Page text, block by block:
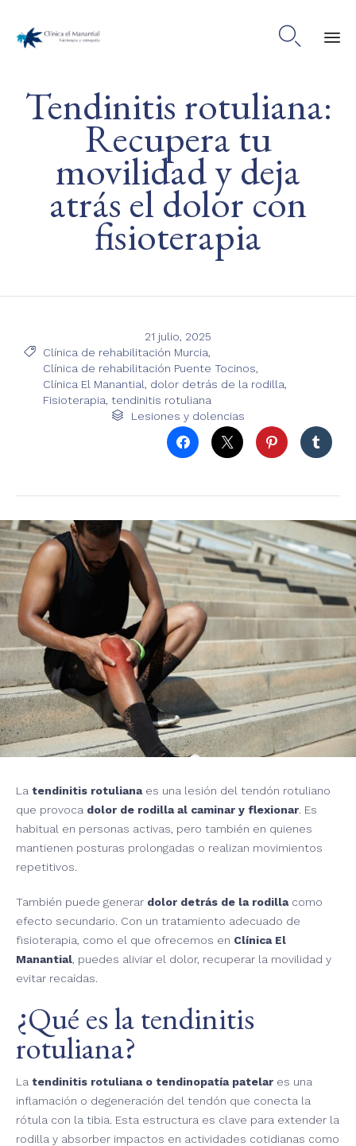

Tendinitis rotuliana:
Recupera tu
movilidad y deja
atrás el dolor con
fisioterapia
21 julio, 2025
 Tags
Clínica de rehabilitación Murcia,
Clínica de rehabilitación Puente Tocinos,
Clínica El Manantial, dolor detrás de la rodilla,
Fisioterapia, tendinitis rotuliana
 Category
Lesiones y dolencias
La tendinitis rotulianaes una lesión del tendón rotuliano
que provoca dolor de rodilla al caminar y flexionar. Es
habitual en personas activas, pero también en quienes
mantienen posturas prolongadas o realizan movimientos
repetitivos.
También puede generar dolor detrás de la rodillacomo
efecto secundario. Con un tratamiento adecuado de
fisioterapia, como el que ofrecemos en Clínica El
Manantial, puedes aliviar el dolor, recuperar la movilidad y
evitar recaídas.
¿Qué es la tendinitis
rotuliana?
La tendinitis rotuliana o tendinopatía patelar es una
inflamación o degeneración del tendón que conecta la
rótula con la tibia. Esta estructura es clave para extender la
rodilla y absorber impactos en actividades cotidianas como